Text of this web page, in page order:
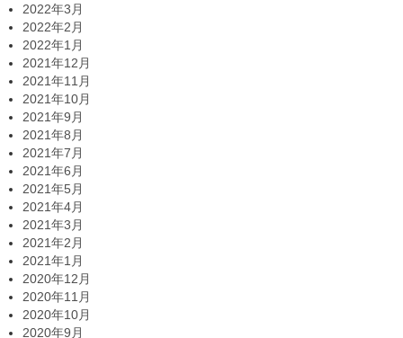
2022年3月
2022年2月
2022年1月
2021年12月
2021年11月
2021年10月
2021年9月
2021年8月
2021年7月
2021年6月
2021年5月
2021年4月
2021年3月
2021年2月
2021年1月
2020年12月
2020年11月
2020年10月
2020年9月